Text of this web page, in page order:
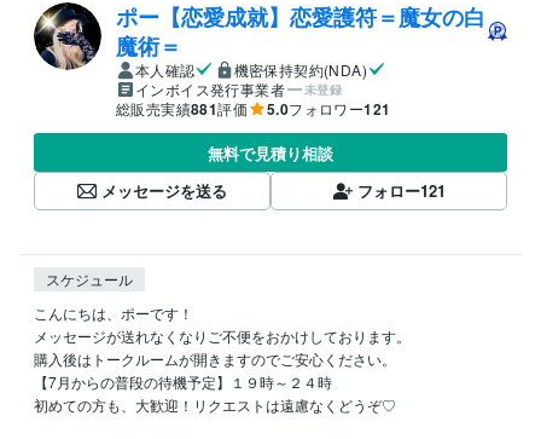
ポー【恋愛成就】恋愛護符＝魔女の白
魔術＝
本人確認
機密保持契約(NDA)
インボイス発行事業者
未登録
総販売実績881評価 5.0フォロワー121
無料で見積り相談
メッセージを送る
フォロー121
スケジュール
こんにちは、ポーです！
メッセージが送れなくなりご不便をおかけしております。
購入後はトークルームが開きますのでご安心ください。
【7月からの普段の待機予定】１９時～２４時
初めての方も、大歓迎！リクエストは遠慮なくどうぞ♡